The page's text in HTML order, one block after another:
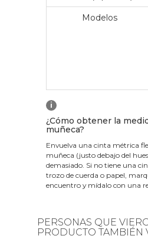
Modelos
i
¿Cómo obtener la
muñeca?
Envuelva una cinta métrica
muñeca (justo debajo del
demasiado. Si no tiene una
trozo de cuerda o papel,
encuentro y mídalo con una
PERSONAS QUE
PRODUCTO TAMBIÉN